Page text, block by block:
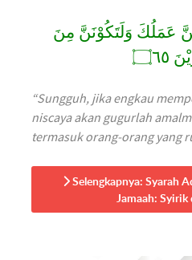
عَمَلُكَ وَلَتَكُوْنَنَّ مِنَ
۝٦٥
“Sungguh, jika engkau
niscaya akan gugurlah
termasuk orang-orang yang
Selengkapnya: Syarah
Jamaah: Syirik